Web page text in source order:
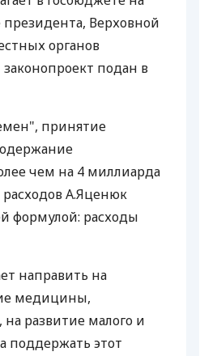
ЕЖЕМЕСЯЧНЫЙ ОБЗОР
КЕШБЭКА
ПУТЕВОДИТЕЛИ ПО
Верховной
органов
подан в
принятие
чем на 4 миллиарда
А.Яценюк
формулой: расходы
направить на
медицины,
развитие малого и
поддержать этот